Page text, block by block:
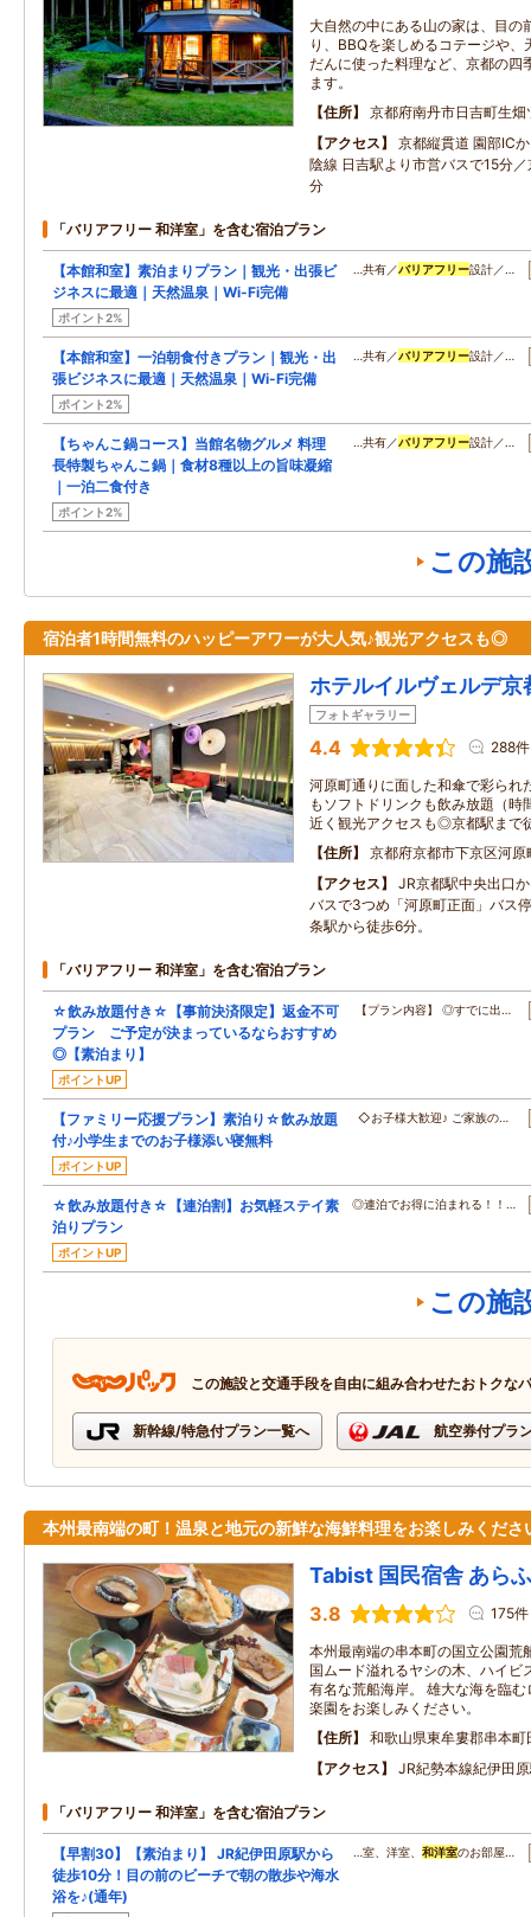
大自然の中にある山の家は、目の
り、BBQを楽しめるコテージや
だんに使った料理など、京都の四
ます。
住所
京都府南丹市日吉町生畑
アクセス
京都縦貫道 園部IC
陰線 日吉駅より市営バスで15分
分
「バリアフリー 和洋室」を含む宿泊プラン
【本館和室】素泊まりプラン｜観光・出張ビ
ジネスに最適｜天然温泉｜Wi-Fi完備
ポイント2%
…共有／バリアフリー設計／…
【本館和室】一泊朝食付きプラン｜観光・出
張ビジネスに最適｜天然温泉｜Wi-Fi完備
ポイント2%
…共有／バリアフリー設計／…
【ちゃんこ鍋コース】当館名物グルメ 料理
長特製ちゃんこ鍋｜食材8種以上の旨味凝縮
｜一泊二食付き
ポイント2%
…共有／バリアフリー設計／…
この施
宿泊者1時間無料のハッピーアワーが大人気♪観光アクセスも◎
ホテルイルヴェルデ京
フォトギャラリー
4.4 288件
河原町通りに面した和傘で彩られ
もソフトドリンクも飲み放題（時
近く観光アクセスも◎京都駅まで
住所
京都府京都市下京区河
アクセス
JR京都駅中央出口
バスで3つめ「河原町正面」バス
条駅から徒歩6分。
「バリアフリー 和洋室」を含む宿泊プラン
☆飲み放題付き☆【事前決済限定】返金不可
プラン ご予定が決まっているならおすすめ
◎【素泊まり】
ポイントUP
【プラン内容】 ◎すでに出…
【ファミリー応援プラン】素泊り☆飲み放題
付♪小学生までのお子様添い寝無料
ポイントUP
◇お子様大歓迎♪ ご家族の…
☆飲み放題付き☆【連泊割】お気軽ステイ素
泊りプラン
ポイントUP
◎連泊でお得に泊まれる！！…
この施
この施設と交通手段を自由に組み合わせたおトクな
新幹線/特急付プラン一覧へ 航空券付プラ
本州最南端の町！温泉と地元の新鮮な海鮮料理をお楽しみくださ
Tabist 国民宿舎 あら
3.8 175件
本州最南端の串本町の国立公園荒
国ムード溢れるヤシの木、ハイビ
有名な荒船海岸。 雄大な海を臨
楽園をお楽しみください。
住所
和歌山県東牟婁郡串本町
アクセス
JR紀勢本線紀伊田
「バリアフリー 和洋室」を含む宿泊プラン
【早割30】【素泊まり】 JR紀伊田原駅から
徒歩10分！目の前のビーチで朝の散歩や海水
浴を♪(通年)
…室、洋室、 和洋室のお部屋…